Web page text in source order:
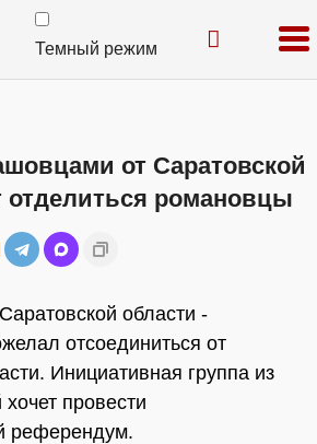
Темный режим
от Саратовской
отделиться романовцы
области -
отсоединиться от
Инициативная группа из
провести
референдум.